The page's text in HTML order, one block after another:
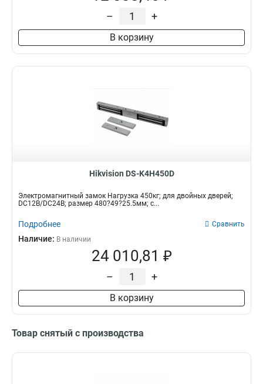
– +
В корзину
Hikvision DS-K4H450D
Электромагнитный замок Нагрузка 450кг; для двойных дверей;
DC12В/DC24В; размер 480?49?25.5мм; с...
Подробнее Сравнить
Наличие: В наличии
24 010,81 ₽
– +
В корзину
Товар снятый с производства